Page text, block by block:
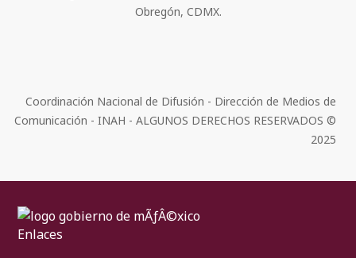
Obregón, CDMX.
Coordinación Nacional de Difusión - Dirección de Medios de
Comunicación - INAH - ALGUNOS DERECHOS RESERVADOS ©
2025
Enlaces